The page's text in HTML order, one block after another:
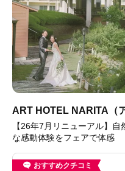
ART HOTEL NARITA（
【26年7月リニューアル】
な感動体験をフェアで体感
おすすめクチコミ